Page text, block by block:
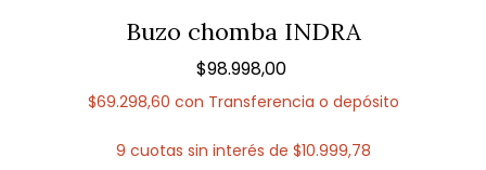
Buzo chomba INDRA
$98.998,00
$69.298,60 con Transferencia o depósito
9 cuotas sin interés de $10.999,78